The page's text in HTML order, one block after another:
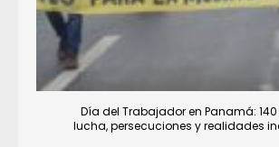
Día del Trabajador en Panamá:
lucha, persecuciones y realidades